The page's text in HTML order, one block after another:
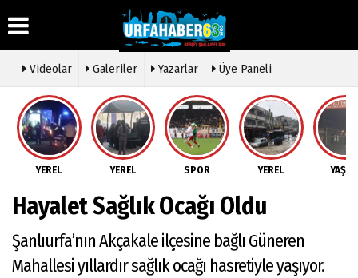
Üye Paneli
Haber
Arşivi
Arşivi
Haberleri
Hava
Durumu
Gazete
Anketler
Köşe
Yazarları
Video
Foto
Galeri
Etkinlikler
Künye
İletişim
Çerez
Videolar Galeriler Yazarlar Üye Paneli
YEREL YEREL SPOR YEREL
Hayalet Sağlık Ocağı Oldu
Şanlıurfa’nın Akçakale ilçesine bağlı Güneren
Mahallesi yıllardır sağlık ocağı hasretiyle yaşıyor.